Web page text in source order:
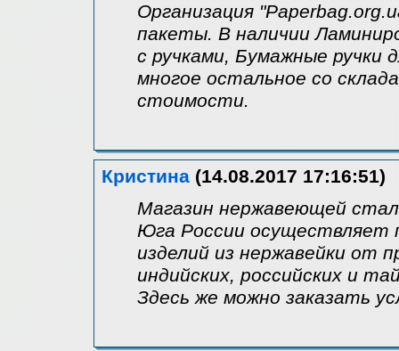
Организация
пакеты. В наличии
с ручками, Бумажные ручки
многое остальное со
стоимости.
Кристина (14.08.2017 17:16:51)
Магазин нержавеющей
Юга России осуществляет
изделий из нержавейки от
индийских, российских и
Здесь же можно заказать